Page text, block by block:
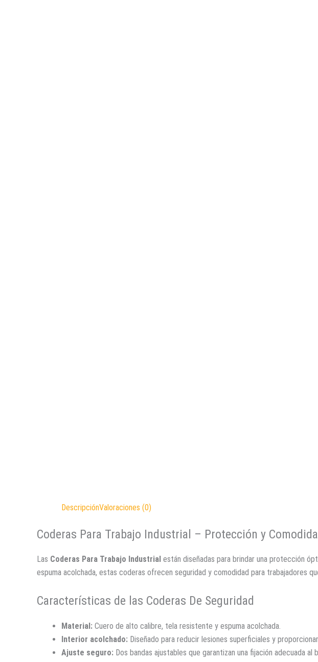
DescripciónValoraciones (0)
Coderas Para Trabajo Industrial – Protección y
Las Coderas Para Trabajo Industrial están diseñadas para brindar una protección
espuma acolchada, estas coderas ofrecen seguridad y comodidad para trabajadores
Características de las Coderas De Seguridad
Material: Cuero de alto calibre, tela resistente y espuma acolchada.
Interior acolchado: Diseñado para reducir lesiones superficiales y
Ajuste seguro: Dos bandas ajustables que garantizan una fijación adecuada al